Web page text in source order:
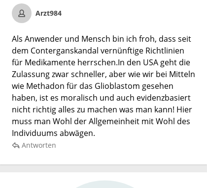
Arzt984
Als Anwender und Mensch bin ich froh, dass seit
dem Conterganskandal vernünftige Richtlinien
für Medikamente herrschen.In den USA geht die
Zulassung zwar schneller, aber wie wir bei Mitteln
wie Methadon für das Glioblastom gesehen
haben, ist es moralisch und auch evidenzbasiert
nicht richtig alles zu machen was man kann! Hier
muss man Wohl der Allgemeinheit mit Wohl des
Individuums abwägen.
Antworten